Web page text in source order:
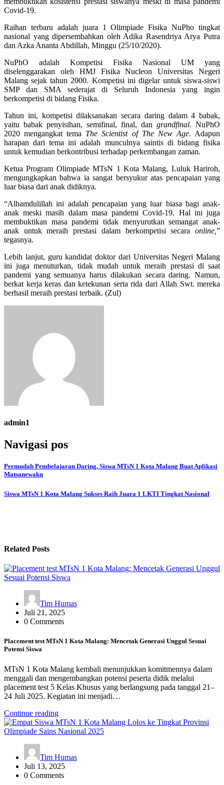
Covid-19.
Raihan terbaru adalah juara 1 Olimpiade Fisika NuPho tingkat
nasional yang dipersembahkan oleh Adika Rasendriya Arya Putra
dan Azka Ananta Abdillah, Minggu (25/10/2020).
NuPhO adalah Kompetisi Fisika Nasional UM yang
diselenggarakan oleh HMJ Fisika Nucleon Universitas Negeri
Malang sejak tahun 2000. Kompetisi ini digelar untuk siswa-siswi
SMP dan SMA sederajat di Seluruh Indonesia yang ingin
berkompetisi di bidang Fisika.
Tahun ini, kompetisi dilaksanakan secara daring dalam 4 babak,
yaitu babak penyisihan, semifinal, final, dan grandfinal. NuPhO
2020 mengangkat tema The Scientist of The New Age. Adapun
harapan dari tema ini adalah munculnya saintis di bidang fisika
untuk kemudian berkontribusi terhadap perkembangan zaman.
Ketua Program Olimpiade MTsN 1 Kota Malang, Luluk Hariroh,
mengungkapkan bahwa ia sangat bersyukur atas pencapaian yang
luar biasa dari anak didiknya.
“Alhamdulillah ini adalah pencapaian yang luar biasa bagi anak-
anak meski masih dalam masa pandemi Covid-19. Hal ini juga
membuktikan masa pandemi tidak menyurutkan semangat anak-
anak untuk meraih prestasi dalam berkompetisi secara online, ”
tegasnya.
Lebih lanjut, guru kandidat doktor dari Universitas Negeri Malang
ini juga menuturkan, tidak mudah untuk meraih prestasi di saat
pandemi yang semuanya harus dilakukan secara daring. Namun,
berkat kerja keras dan ketekunan serta rida dari Allah Swt. mereka
berhasil meraih prestasi terbaik. (Zul)
admin1
Navigasi pos
Permudah Pembelajaran Daring, Siswa MTsN 1 Kota Malang Buat Aplikasi
Matsanewaku
Siswa MTsN 1 Kota Malang Sukses Raih Juara 1 LKTI Tingkat Nasional
Related Posts
Tim Humas
Juli 21, 2025
0 Comments
Placement test MTsN 1 Kota Malang: Mencetak Generasi Unggul Sesuai
Potensi Siswa
MTsN 1 Kota Malang kembali menunjukkan komitmennya dalam
menggali dan mengembangkan potensi peserta didik melalui
placement test 5 Kelas Khusus yang berlangsung pada tanggal 21–
24 Juli 2025. Kegiatan ini menjadi…
Continue reading
Tim Humas
Juli 13, 2025
0 Comments